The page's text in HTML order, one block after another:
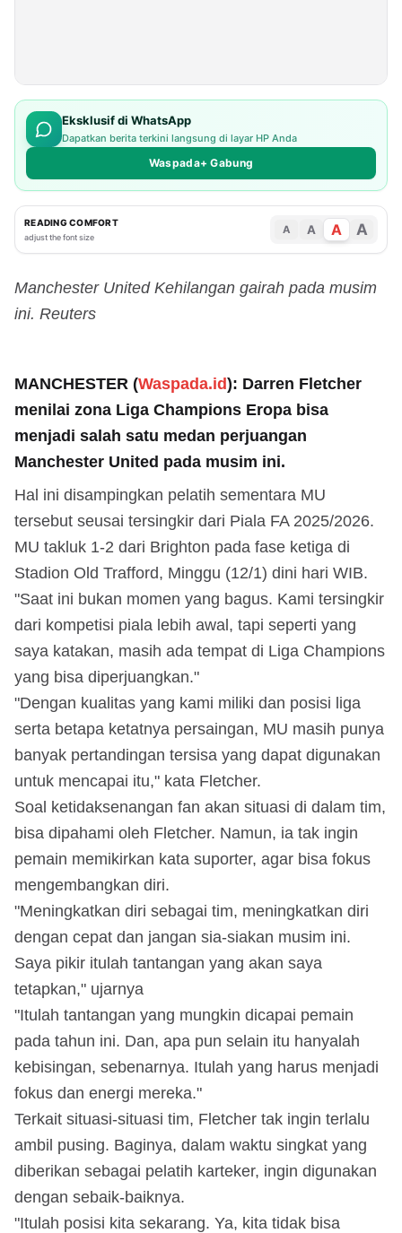
Eksklusif di WhatsApp
Dapatkan berita terkini langsung di layar HP Anda
Waspada+ Gabung
READING COMFORT
adjust the font size
A A A A
Manchester United Kehilangan gairah pada musim
ini. Reuters
MANCHESTER (Waspada.id): Darren Fletcher
menilai zona Liga Champions Eropa bisa
menjadi salah satu medan perjuangan
Manchester United pada musim ini.
Hal ini disampingkan pelatih sementara MU
tersebut seusai tersingkir dari Piala FA 2025/2026.
MU takluk 1-2 dari Brighton pada fase ketiga di
Stadion Old Trafford, Minggu (12/1) dini hari WIB.
"Saat ini bukan momen yang bagus. Kami tersingkir
dari kompetisi piala lebih awal, tapi seperti yang
saya katakan, masih ada tempat di Liga Champions
yang bisa diperjuangkan."
"Dengan kualitas yang kami miliki dan posisi liga
serta betapa ketatnya persaingan, MU masih punya
banyak pertandingan tersisa yang dapat digunakan
untuk mencapai itu," kata Fletcher.
Soal ketidaksenangan fan akan situasi di dalam tim,
bisa dipahami oleh Fletcher. Namun, ia tak ingin
pemain memikirkan kata suporter, agar bisa fokus
mengembangkan diri.
"Meningkatkan diri sebagai tim, meningkatkan diri
dengan cepat dan jangan sia-siakan musim ini.
Saya pikir itulah tantangan yang akan saya
tetapkan," ujarnya
"Itulah tantangan yang mungkin dicapai pemain
pada tahun ini. Dan, apa pun selain itu hanyalah
kebisingan, sebenarnya. Itulah yang harus menjadi
fokus dan energi mereka."
Terkait situasi-situasi tim, Fletcher tak ingin terlalu
ambil pusing. Baginya, dalam waktu singkat yang
diberikan sebagai pelatih karteker, ingin digunakan
dengan sebaik-baiknya.
"Itulah posisi kita sekarang. Ya, kita tidak bisa